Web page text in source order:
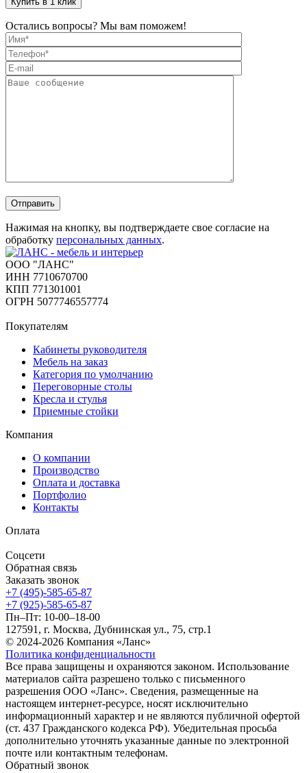
Остались вопросы? Мы вам поможем!
Отправить
Нажимая на кнопку, вы подтверждаете свое согласие на
обработку персональных данных.
ООО "ЛАНС"
ИНН 7710670700
КПП 771301001
ОГРН 5077746557774
Покупателям
Кабинеты руководителя
Мебель на заказ
Категория по умолчанию
Переговорные столы
Кресла и стулья
Приемные стойки
Компания
О компании
Производство
Оплата и доставка
Портфолио
Контакты
Оплата
Соцсети
Обратная связь
Заказать звонок
+7 (495)-585-65-87
+7 (925)-585-65-87
Пн–Пт: 10-00–18-00
127591, г. Москва, Дубнинская ул., 75, стр.1
© 2024-2026 Компания «Ланс»
Политика конфиденциальности
Все права защищены и охраняются законом. Использование
материалов сайта разрешено только с письменного
разрешения ООО «Ланс». Сведения, размещенные на
настоящем интернет-ресурсе, носят исключительно
информационный характер и не являются публичной офертой
(ст. 437 Гражданского кодекса РФ). Убедительная просьба
дополнительно уточнять указанные данные по электронной
почте или контактным телефонам.
Обратный звонок